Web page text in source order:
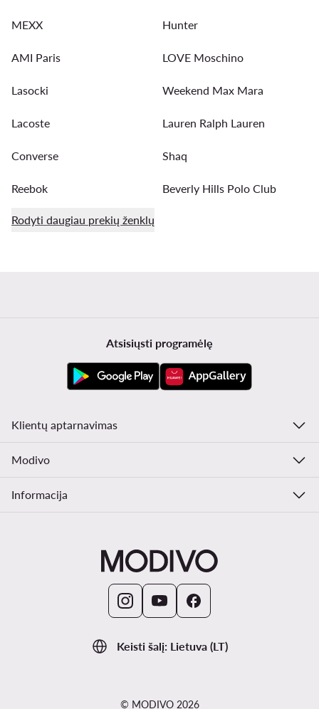
MEXX Hunter
AMI Paris LOVE Moschino
Lasocki Weekend Max Mara
Lacoste Lauren Ralph Lauren
Converse Shaq
Reebok Beverly Hills Polo Club
Rodyti daugiau prekių ženklų
Keisti šalį: Lietuva (LT)
Atsisiųsti programėlę
Klientų aptarnavimas
Modivo
Informacija
© MODIVO 2026